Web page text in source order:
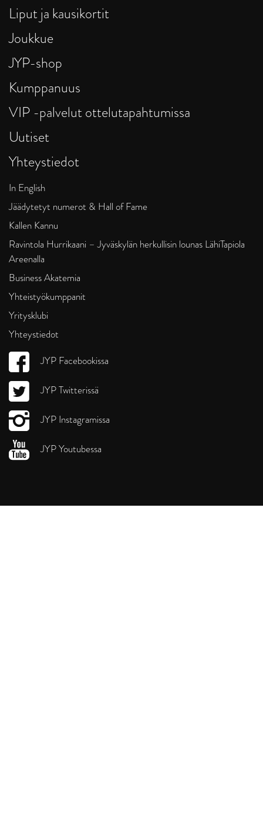
Liput ja kausikortit
Joukkue
JYP-shop
Kumppanuus
VIP -palvelut ottelutapahtumissa
Uutiset
Yhteystiedot
In English
Jäädytetyt numerot & Hall of Fame
Kallen Kannu
Ravintola Hurrikaani – Jyväskylän herkullisin lounas LähiTapiola
Areenalla
Business Akatemia
Yhteistyökumppanit
Yritysklubi
Yhteystiedot
JYP Facebookissa
JYP Twitterissä
JYP Instagramissa
JYP Youtubessa